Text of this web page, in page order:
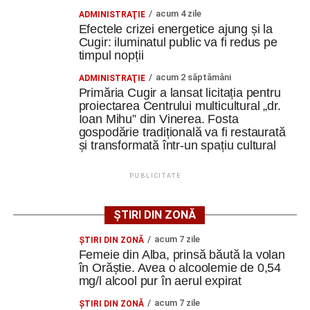
Poliția avertizează: nu vă lăsați
convinși de documente trimise
Polițiștii atrag atenția că fotografiile unor legitimații sau
documente oficiale pot fi falsificate sau chiar generate cu
ajutorul inteligenței artificiale.
momentului!”, este recomandarea transmisă de polițiști.
Reprezentanții Poliției reamintesc că polițiștii, medicii,
reprezentanții BNR, ANAF sau ai altor instituții nu solicită
telefonic cetățenilor să inițieze transferuri bancare sau să
le comunice date personale.
ADMINISTRAŢIE acum 4 zile
Efectele crizei energetice ajung și la
Cugir: iluminatul public va fi redus pe
timpul nopții
ADMINISTRAŢIE acum 2 săptămâni
Primăria Cugir a lansat licitația pentru
proiectarea Centrului multicultural „dr.
Ioan Mihu” din Vinerea. Fosta
gospodărie tradițională va fi restaurată
și transformată într-un spațiu cultural
PUBLICITATE
ȘTIRI DIN ZONĂ
ŞTIRI DIN ZONĂ acum 7 zile
Femeie din Alba, prinsă băută la volan
în Orăștie. Avea o alcoolemie de 0,54
mg/l alcool pur în aerul expirat
ŞTIRI DIN ZONĂ acum 7 zile